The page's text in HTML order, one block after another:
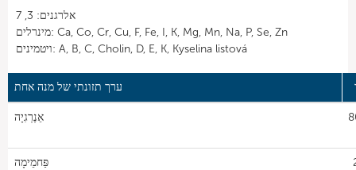
אלרגנים: 3, 7
מינרלים: Ca, Co, Cr, Cu, F, Fe, I, K, Mg, Mn, Na, P, Se, Zn
ויטמינים: A, B, C, Cholin, D, E, K, Kyselina listová
ערך תזונתי של מנה אחת
אֵנֶרְגִיָה
פַּחמֵימָה